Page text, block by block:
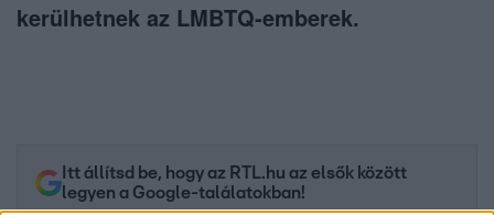
kerülhetnek az LMBTQ-emberek.
Itt állítsd be, hogy az RTL.hu az elsők között
legyen a Google-találatokban!